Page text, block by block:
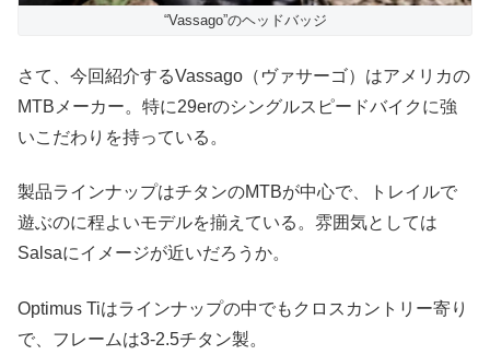
“Vassago”のヘッドバッジ
さて、今回紹介するVassago（ヴァサーゴ）はアメリカの
MTBメーカー。特に29erのシングルスピードバイクに強
いこだわりを持っている。
製品ラインナップはチタンのMTBが中心で、トレイルで
遊ぶのに程よいモデルを揃えている。雰囲気としては
Salsaにイメージが近いだろうか。
Optimus Tiはラインナップの中でもクロスカントリー寄り
で、フレームは3-2.5チタン製。